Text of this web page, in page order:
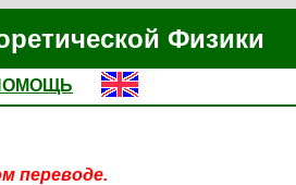
Физики
переводе.